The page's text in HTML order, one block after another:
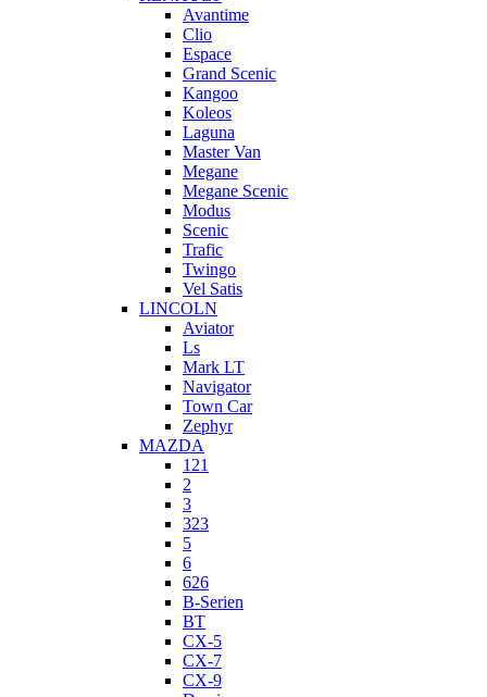
Avantime
Clio
Espace
Grand Scenic
Kangoo
Koleos
Laguna
Master Van
Megane
Megane Scenic
Modus
Scenic
Trafic
Twingo
Vel Satis
LINCOLN
Aviator
Ls
Mark LT
Navigator
Town Car
Zephyr
MAZDA
121
2
3
323
5
6
626
B-Serien
BT
CX-5
CX-7
CX-9